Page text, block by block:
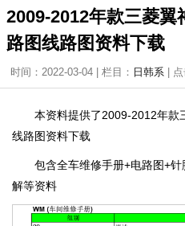
2009-2012年款三菱
路图线路图资料下载
时间：2022-03-04 | 栏目： 日韩系 |
本资料提供了2009-2012年款
线路图资料下载
包含全车维修手册+电路图+
解等资料